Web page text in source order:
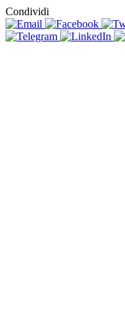
Condividi